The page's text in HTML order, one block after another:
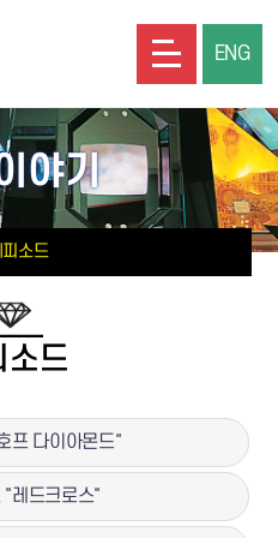
ENG
야기
피소드
소드
프 다이아몬드"
"레드크로스"